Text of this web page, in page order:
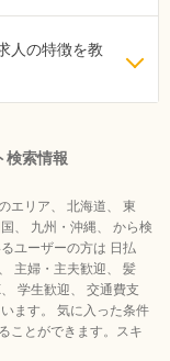
人の特徴を教
検索情報
エリア、 北海道、 東
、 九州・沖縄、 から検
ユーザーの方は 日払
主婦・主夫歓迎、 髪
学生歓迎、 交通費支
ます。 気に入った条件
ことができます。スキ